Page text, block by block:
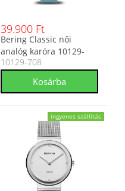
39.900 Ft
Bering Classic női
analóg karóra 10129-
708
10129-708
ingyenes szállítás